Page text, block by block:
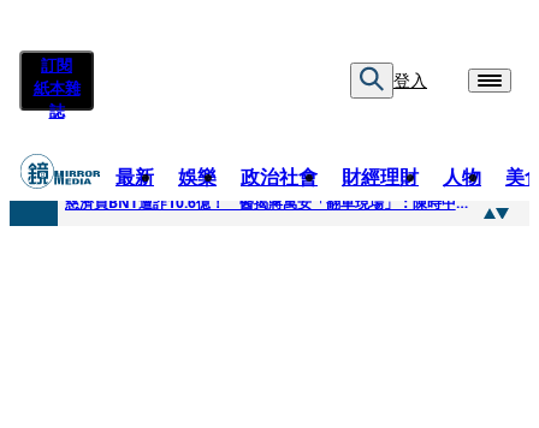
訂閱
紙本雜
誌
登入
最新 娛樂 政治社會 財經理財 人物 美
快訊
慈濟買BNT遭詐10.6億！ 醫揭蔣萬安「翻車現場」：陳時中當年是阻止被騙